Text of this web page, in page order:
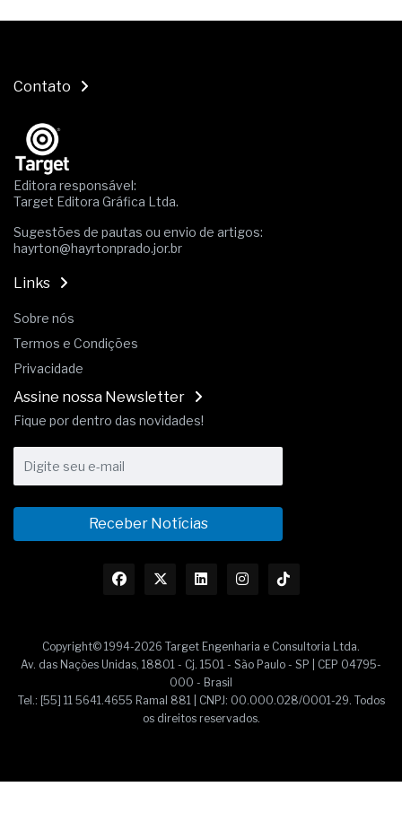
Contato
Editora responsável:
Target Editora Gráfica Ltda.
Sugestões de pautas ou envio de artigos:
hayrton@hayrtonprado.jor.br
Links
Sobre nós
Termos e Condições
Privacidade
Assine nossa Newsletter
Fique por dentro das novidades!
Receber Notícias
Copyright© 1994-2026 Target Engenharia e Consultoria Ltda.
Av. das Nações Unidas, 18801 - Cj. 1501 - São Paulo - SP | CEP 04795-
000 - Brasil
Tel.: [55] 11 5641.4655 Ramal 881 | CNPJ: 00.000.028/0001-29. Todos
os direitos reservados.